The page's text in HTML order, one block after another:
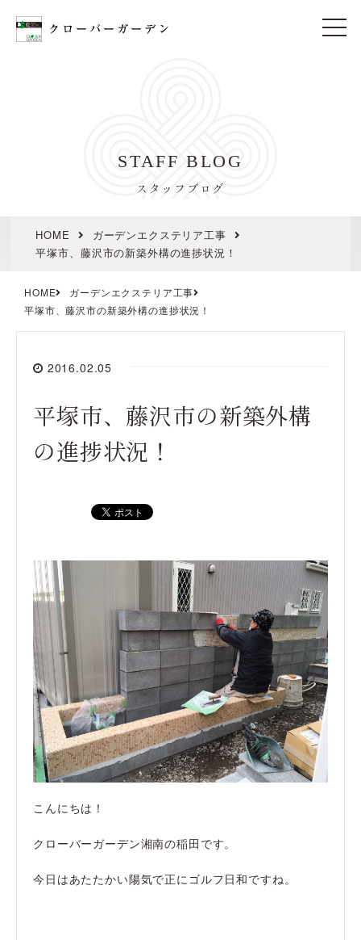
t
STAFF BLOG
スタッフブログ
HOME
ガーデンエクステリア工事
平塚市、藤沢市の新築外構の進捗状況！
HOME
ガーデンエクステリア工事
平塚市、藤沢市の新築外構の進捗状況！
2016.02.05
平塚市、藤沢市の新築外構
の進捗状況！
こんにちは！
クローバーガーデン湘南の稲田です。
今日はあたたかい陽気で正にゴルフ日和ですね。